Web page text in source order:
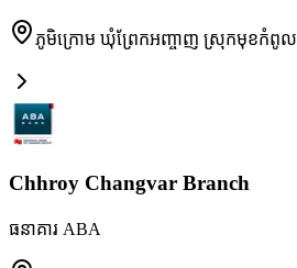
ភូមិក្រោម ឃុំព្រែកអញ្ចាញ ស្រុកមុខកំពូល
Chhroy Changvar Branch
ធនាគារ ABA